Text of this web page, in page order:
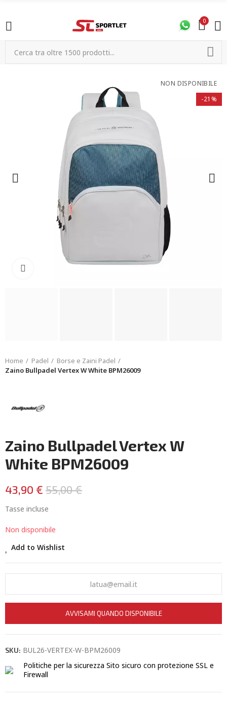
0
NON DISPONIBILE
-21%
Home Padel
Borse e Zaini Padel
Zaino Bullpadel Vertex W White BPM26009
Zaino Bullpadel Vertex W
White BPM26009
43,90 € 55,00 €
Tasse incluse
Non disponibile
Add to Wishlist
AVVISAMI QUANDO DISPONIBILE
SKU: BUL26-VERTEX-W-BPM26009
Politiche per la sicurezza Sito sicuro con protezione SSL e
Firewall